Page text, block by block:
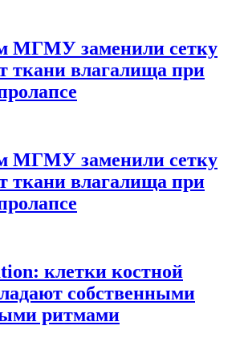
МГМУ заменили сетку
ткани влагалища при
МГМУ заменили сетку
ткани влагалища при
клетки костной
собственными
ритмами